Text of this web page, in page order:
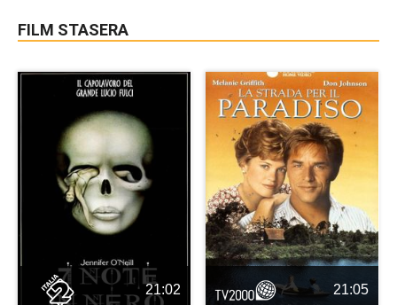
FILM STASERA
21:02 21:05